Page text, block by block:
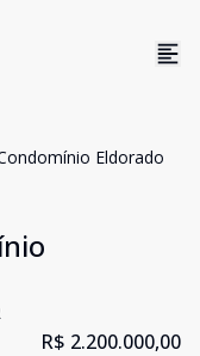
Eldorado
R$ 2.200.000,00